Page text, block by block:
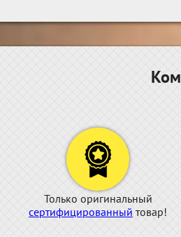
Только оригинальный
сертифицированный товар!